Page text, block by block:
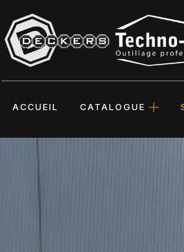
ACCUEIL CATALOGUE